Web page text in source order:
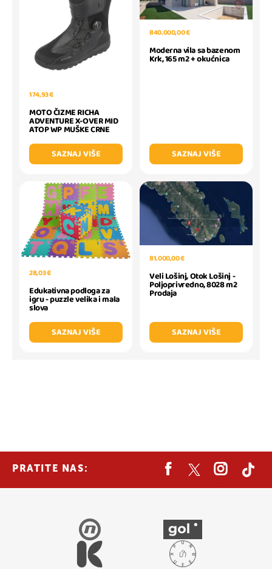
174,93 €
MOTO ČIZME RICHA
ADVENTURE X-OVER MID
ATOP WP MUŠKE CRNE
SAZNAJ VIŠE
840.000,00 €
Moderna vila sa bazenom
Krk, 165 m2 + okućnica
SAZNAJ VIŠE
28,03 €
Edukativna podloga za
igru - puzzle velika i mala
slova
SAZNAJ VIŠE
81.000,00 €
Veli Lošinj, Otok Lošinj -
Poljoprivredno, 8028 m2
Prodaja
SAZNAJ VIŠE
PRATITE NAS: